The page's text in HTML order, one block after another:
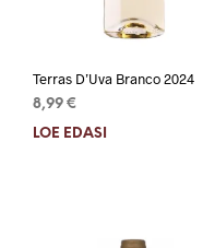
Terras D’Uva Branco 2024
8,99 €
LOE EDASI